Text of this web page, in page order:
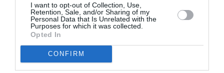
I want to opt-out of Collection, Use,
Retention, Sale, and/or Sharing of my
Personal Data that Is Unrelated with the
Purposes for which it was collected.
Opted In
CONFIRM